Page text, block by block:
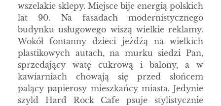
wszelakie sklepy. Miejsce bije energią polskich
lat 90. Na fasadach modernistycznego
budynku usługowego wiszą wielkie reklamy.
Wokół fontanny dzieci jeżdżą na wielkich
plastikowych autach, na murku siedzi Pan,
sprzedający watę cukrową i balony, a w
kawiarniach chowają się przed słońcem
palący papierosy mieszkańcy miasta. Jedynie
szyld Hard Rock Cafe psuje stylistycznie